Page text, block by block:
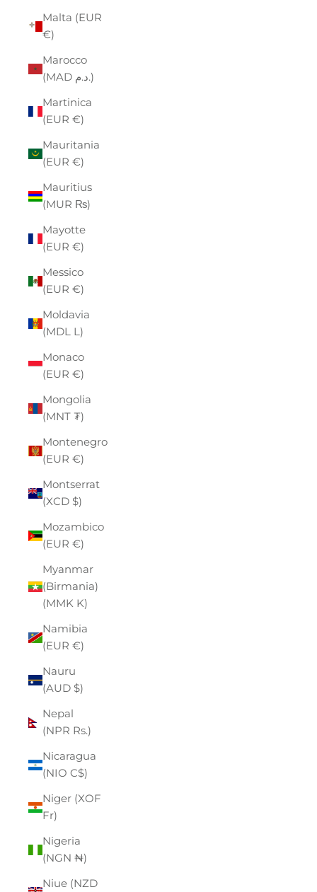
Malta (EUR
€)
Marocco
(MAD د.م.)
Martinica
(EUR €)
Mauritania
(EUR €)
Mauritius
(MUR ₨)
Mayotte
(EUR €)
Messico
(EUR €)
Moldavia
(MDL L)
Monaco
(EUR €)
Mongolia
(MNT ₮)
Montenegro
(EUR €)
Montserrat
(XCD $)
Mozambico
(EUR €)
Myanmar
(Birmania)
(MMK K)
Namibia
(EUR €)
Nauru
(AUD $)
Nepal
(NPR Rs.)
Nicaragua
(NIO C$)
Niger (XOF
Fr)
Nigeria
(NGN ₦)
Niue (NZD